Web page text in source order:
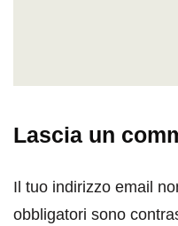
Lascia un
Il tuo indirizzo email
obbligatori sono